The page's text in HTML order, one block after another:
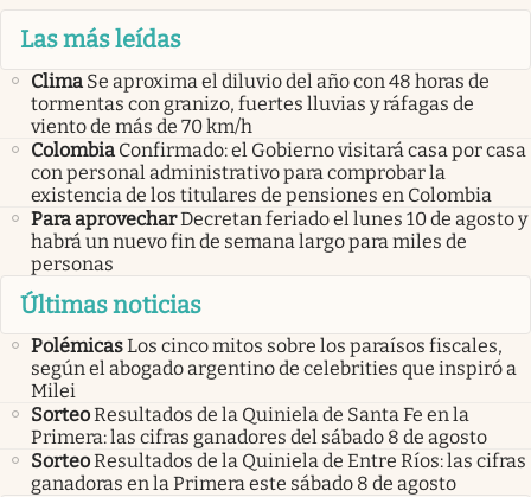
Las más leídas
Clima Se aproxima el diluvio del año con 48 horas de
tormentas con granizo, fuertes lluvias y ráfagas de
viento de más de 70 km/h
Colombia Confirmado: el Gobierno visitará casa por casa
con personal administrativo para comprobar la
existencia de los titulares de pensiones en Colombia
Para aprovecharDecretan feriado el lunes 10 de agosto y
habrá un nuevo fin de semana largo para miles de
personas
Últimas noticias
PolémicasLos cinco mitos sobre los paraísos fiscales,
según el abogado argentino de celebrities que inspiró a
Milei
SorteoResultados de la Quiniela de Santa Fe en la
Primera: las cifras ganadores del sábado 8 de agosto
SorteoResultados de la Quiniela de Entre Ríos: las cifras
ganadoras en la Primera este sábado 8 de agosto